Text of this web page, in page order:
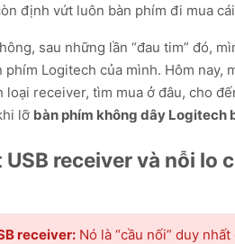
định vứt luôn bàn phím đi mua
sau những lần “đau tim” đó,
phím Logitech của mình. Hôm
loại receiver, tìm mua ở đâu, cho
lỡ bàn phím không dây Logitech
receiver và nỗi lo
receiver: Nó là “cầu nối” duy